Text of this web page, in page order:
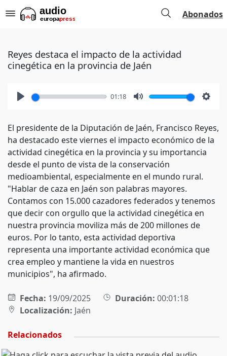
Abonados
Reyes destaca el impacto de la actividad
cinegética en la provincia de Jaén
01:18
El presidente de la Diputación de Jaén, Francisco Reyes,
ha destacado este viernes el impacto económico de la
actividad cinegética en la provincia y su importancia
desde el punto de vista de la conservación
medioambiental, especialmente en el mundo rural.
"Hablar de caza en Jaén son palabras mayores.
Contamos con 15.000 cazadores federados y tenemos
que decir con orgullo que la actividad cinegética en
nuestra provincia moviliza más de 200 millones de
euros. Por lo tanto, esta actividad deportiva
representa una importante actividad económica que
crea empleo y mantiene la vida en nuestros
municipios", ha afirmado.
Fecha: 19/09/2025 Duración: 00:01:18
Localización: Jaén
Relacionados